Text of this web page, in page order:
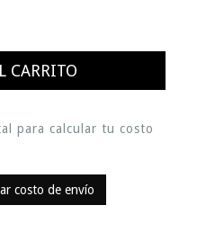
para calcular tu costo
costo de envío